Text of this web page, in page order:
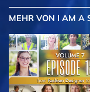
MEHR VON I AM A